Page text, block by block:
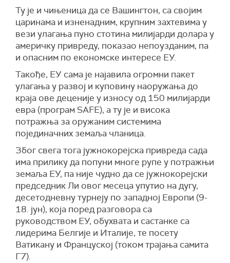
Ту је и чињеница да се Вашингтон, са својим
царинама и изненадним, крупним захтевима у
вези улагања пуно стотина милијарди долара у
америчку привреду, показао непоузданим, па
и опасним по економске интересе ЕУ.
Такође, ЕУ сама је најавила огромни пакет
улагања у развој и куповину наоружања до
краја ове деценије у износу од 150 милијарди
евра (програм SAFE), а ту је и висока
потражња за оружаним системима
појединачних земаља чланица.
Због свега тога јужнокорејска привреда сада
има прилику да попуни многе рупе у потражњи
земаља ЕУ, па није чудно да се јужнокорејски
председник Ли овог месеца упутио на дугу,
десетодневну турнеју по западној Европи (9-
18. јун), која поред разговора са
руководством ЕУ, обухвата и састанке са
лидерима Белгије и Италије, те посету
Ватикану и Француској (током трајања самита
Г7).